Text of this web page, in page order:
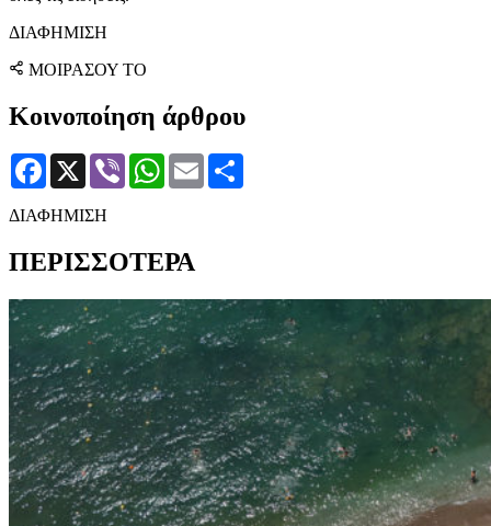
ΔΙΑΦΗΜΙΣΗ
ΜΟΙΡΑΣΟΥ ΤΟ
Κοινοποίηση άρθρου
Facebook
X Viber WhatsApp
Email
ΔΙΑΦΗΜΙΣΗ
ΠΕΡΙΣΣΟΤΕΡΑ